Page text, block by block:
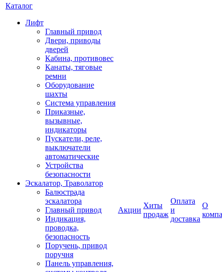
Каталог
Лифт
Главный привод
Двери, приводы
дверей
Кабина, противовес
Канаты, тяговые
ремни
Оборудование
шахты
Система управления
Приказные,
вызывные,
индикаторы
Пускатели, реле,
выключатели
автоматические
Устройства
безопасности
Эскалатор, Траволатор
Балюстрада
эскалатора
Главный привод
Индикация,
проводка,
безопасность
Поручень, привод
поручня
Панель управления,
Акции
Хиты
продаж
Оплата
и
доставка
О